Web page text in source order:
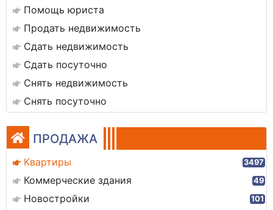
Помощь юриста
Продать недвижимость
Сдать недвижимость
Сдать посуточно
Снять недвижимость
Снять посуточно
ПРОДАЖА
Квартиры 3497
Коммерческие здания 49
Новостройки 101